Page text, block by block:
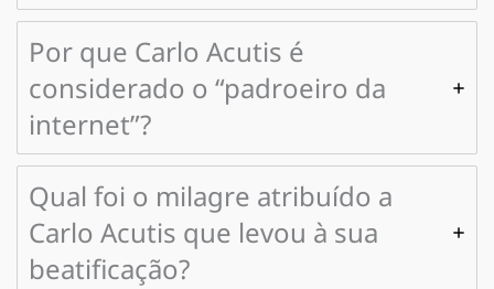
Por que Carlo Acutis é
considerado o “padroeiro da
internet”?
Qual foi o milagre atribuído a
Carlo Acutis que levou à sua
beatificação?